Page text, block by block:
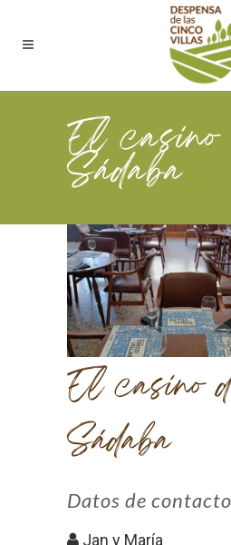
El casino
Sádaba
El casino
Sádaba
Datos de
Jan y María